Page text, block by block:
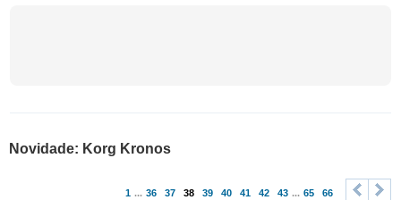
Novidade: Korg Kronos
1 ... 36 37 38 39 40 41 42 43 ... 65 66
< >